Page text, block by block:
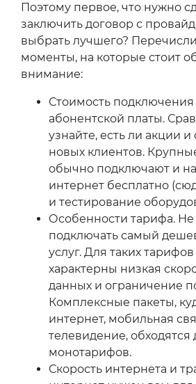
Поэтому первое, что нужно
заключить договор с
выбрать лучшего?
моменты, на которые стоит
внимание:
Стоимость
абонентской платы.
узнайте, есть ли акции и
новых клиентов.
обычно подключают и
интернет бесплатно
и тестирование
Особенности тарифа. Не
подключать самый
услуг. Для таких тарифов
характерны низкая
данных и ограничение
Комплексные пакеты,
интернет, мобильная
телевидение,
монотарифов.
Скорость интернета и